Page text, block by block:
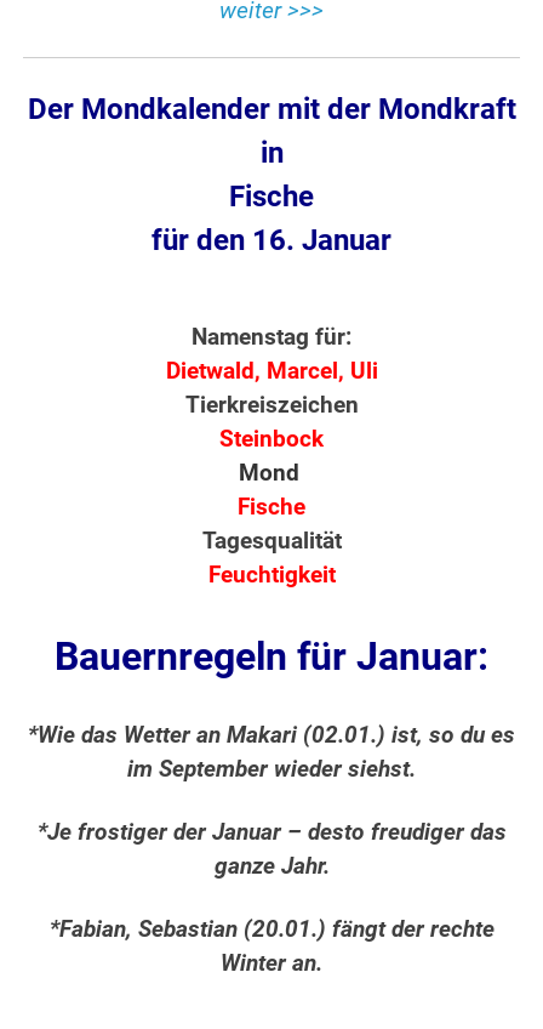
weiter >>>
Der Mondkalender mit der Mondkraft
in
Fische
für den 16. Januar
Namenstag für:
Dietwald, Marcel, Uli
Tierkreiszeichen
Steinbock
Mond
Fische
Tagesqualität
Feuchtigkeit
Bauernregeln für Januar:
*Wie das Wetter an Makari (02.01.) ist, so du es
im September wieder siehst.
*Je frostiger der Januar – desto freudiger das
ganze Jahr.
*Fabian, Sebastian (20.01.) fängt der rechte
Winter an.